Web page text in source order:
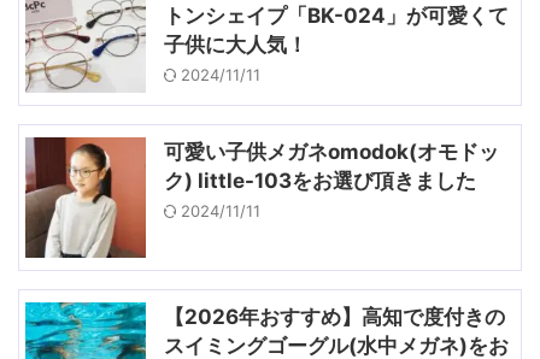
トンシェイプ「BK-024」が可愛くて
子供に大人気！
2024/11/11
可愛い子供メガネomodok(オモドッ
ク) little-103をお選び頂きました
2024/11/11
【2026年おすすめ】高知で度付きの
スイミングゴーグル(水中メガネ)をお